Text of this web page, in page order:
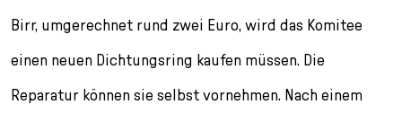
Birr, umgerechnet rund zwei Euro, wird das Komitee
einen neuen Dichtungsring kaufen müssen. Die
Reparatur können sie selbst vornehmen. Nach einem